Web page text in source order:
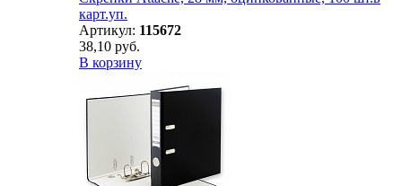
карт.уп.
Артикул: 115672
38,10 руб.
В корзину